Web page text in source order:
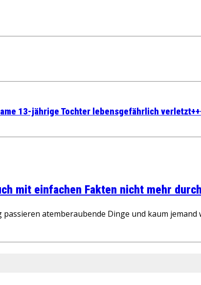
13-jährige Tochter lebensgefährlich
mit einfachen Fakten nicht mehr durch
atemberaubende Dinge und kaum jemand